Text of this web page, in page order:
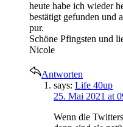
heute habe ich wieder
bestätigt gefunden und
pur.
Schöne Pfingsten und
Nicole
Antworten
says: Life 40up
25. Mai 2021 at
Wenn die